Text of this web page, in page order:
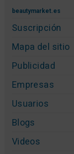
beautymarket.es
Suscripción
Mapa del sitio
Publicidad
Empresas
Usuarios
Blogs
Videos